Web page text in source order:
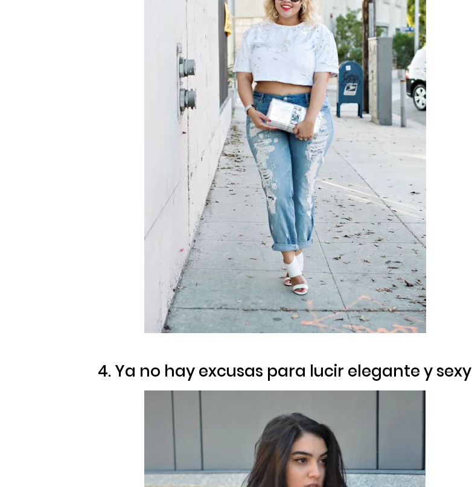
4. Ya no hay excusas para lucir elegante y sexy